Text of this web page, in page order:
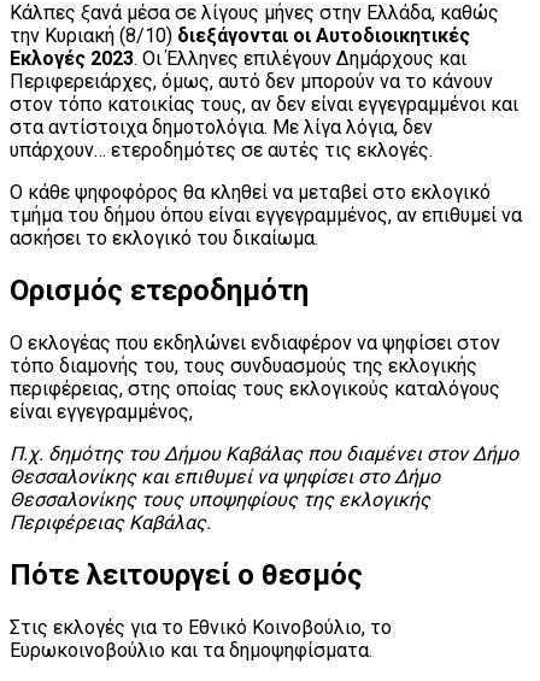
Κάλπες ξανά μέσα σε λίγους μήνες στην Ελλάδα, καθώς
την Κυριακή (8/10) διεξάγονται οι Αυτοδιοικητικές
Εκλογές 2023. Οι Έλληνες επιλέγουν Δημάρχους και
Περιφερειάρχες, όμως, αυτό δεν μπορούν να το κάνουν
στον τόπο κατοικίας τους, αν δεν είναι εγγεγραμμένοι και
στα αντίστοιχα δημοτολόγια. Με λίγα λόγια, δεν
υπάρχουν… ετεροδημότες σε αυτές τις εκλογές.
Ο κάθε ψηφοφόρος θα κληθεί να μεταβεί στο εκλογικό
τμήμα του δήμου όπου είναι εγγεγραμμένος, αν επιθυμεί να
ασκήσει το εκλογικό του δικαίωμα.
Ορισμός ετεροδημότη
Ο εκλογέας που εκδηλώνει ενδιαφέρον να ψηφίσει στον
τόπο διαμονής του, τους συνδυασμούς της εκλογικής
περιφέρειας, στης οποίας τους εκλογικούς καταλόγους
είναι εγγεγραμμένος,
Π.χ. δημότης του Δήμου Καβάλας που διαμένει στον Δήμο
Θεσσαλονίκης και επιθυμεί να ψηφίσει στο Δήμο
Θεσσαλονίκης τους υποψηφίους της εκλογικής
Περιφέρειας Καβάλας.
Πότε λειτουργεί ο θεσμός
Στις εκλογές για το Εθνικό Κοινοβούλιο, το
Ευρωκοινοβούλιο και τα δημοψηφίσματα.